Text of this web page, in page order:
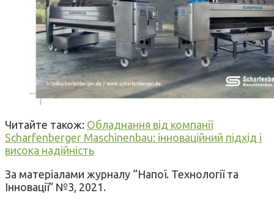
Читайте також: Обладнання від компанії
Scharfenberger Maschinenbau: інноваційний підхід і
висока надійність
За матеріалами журналу “Напої. Технології та
Інновації” №3, 2021.